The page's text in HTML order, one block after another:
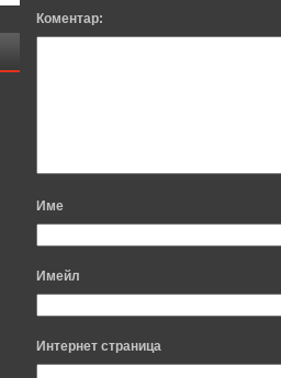
Коментар:
Име
Имейл
Интернет страница